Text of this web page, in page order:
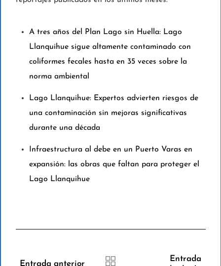
A tres años del Plan Lago sin Huella: Lago
Llanquihue sigue altamente contaminado con
coliformes fecales hasta en 35 veces sobre la
norma ambiental
Lago Llanquihue: Expertos advierten riesgos de
una contaminación sin mejoras significativas
durante una década
Infraestructura al debe en un Puerto Varas en
expansión: las obras que faltan para proteger el
Lago Llanquihue
Entrada anterior
Entrada